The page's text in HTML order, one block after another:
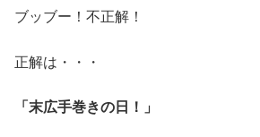
ブッブー！不正解！
正解は・・・
「末広手巻きの日！」